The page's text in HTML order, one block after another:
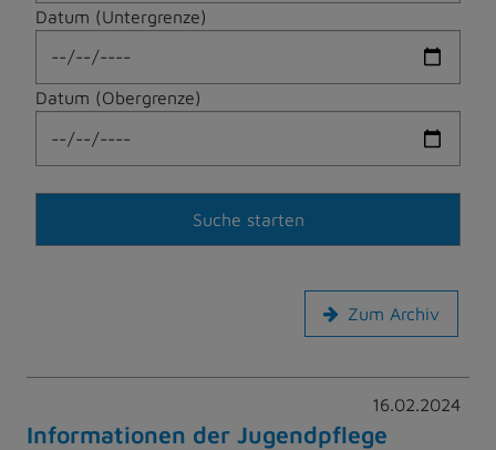
Datum (Untergrenze)
Datum (Obergrenze)
Zum Archiv
16.02.2024
Informationen der Jugendpflege